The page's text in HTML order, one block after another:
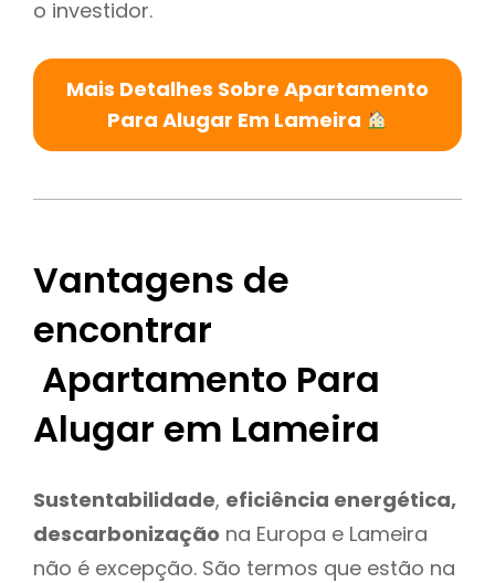
o investidor.
Mais Detalhes Sobre Apartamento
Para Alugar Em Lameira
Vantagens de
encontrar
Apartamento Para
Alugar em Lameira
Sustentabilidade, eficiência energética,
descarbonização na Europa e Lameira
não é excepção. São termos que estão na